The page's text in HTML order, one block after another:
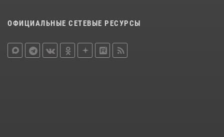
ОФИЦИАЛЬНЫЕ СЕТЕВЫЕ РЕСУРСЫ